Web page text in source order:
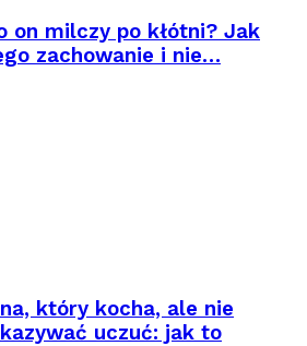
on milczy po kłótni? Jak
zachowanie i nie…
który kocha, ale nie
uczuć: jak to